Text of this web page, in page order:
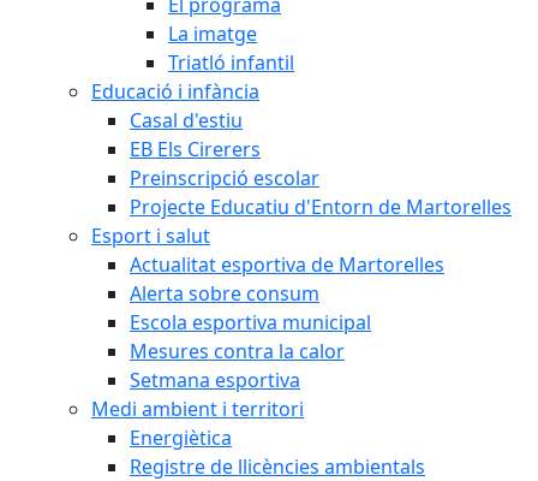
La imatge
Triatló infantil
Educació i infància
Casal d'estiu
EB Els Cirerers
Preinscripció escolar
Projecte Educatiu d'Entorn de Martorelles
Esport i salut
Actualitat esportiva de Martorelles
Alerta sobre consum
Escola esportiva municipal
Mesures contra la calor
Setmana esportiva
Medi ambient i territori
Energiètica
Registre de llicències ambientals